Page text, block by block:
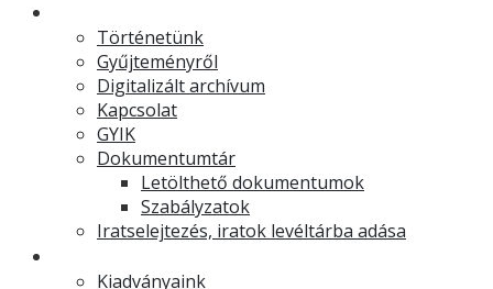
Történetünk
Gyűjteményről
Digitalizált archívum
Kapcsolat
GYIK
Dokumentumtár
Letölthető dokumentumok
Szabályzatok
Iratselejtezés, iratok levéltárba adása
Kiadványaink